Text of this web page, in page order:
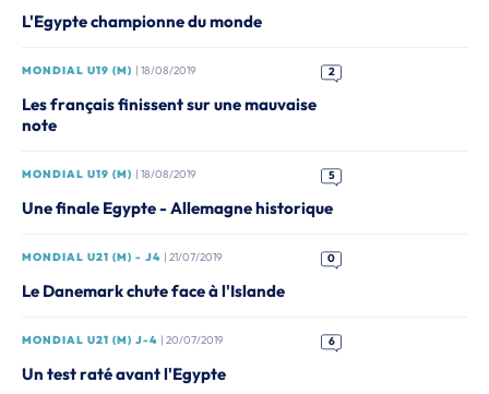
L'Egypte championne du monde
MONDIAL U19 (M) | 18/08/2019 2
Les français finissent sur une mauvaise
note
MONDIAL U19 (M) | 18/08/2019 5
Une finale Egypte - Allemagne historique
MONDIAL U21 (M) - J4 | 21/07/2019 0
Le Danemark chute face à l'Islande
MONDIAL U21 (M) J-4 | 20/07/2019 6
Un test raté avant l'Egypte